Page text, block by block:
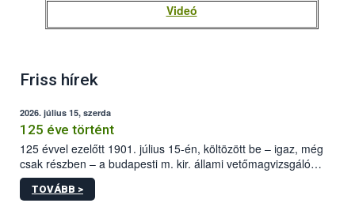
Videó
Friss hírek
2026. július 15, szerda
125 éve történt
125 évvel ezelőtt 1901. július 15-én, költözött be – igaz, még
csak részben – a budapesti m. kir. állami vetőmagvizsgáló
állomás a Kis Rókus utca 15. szám alatti, Czigler Győző által
tervezett új épületébe.
TOVÁBB >